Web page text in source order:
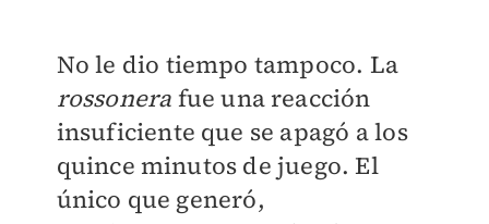
No le dio tiempo tampoco. La
rossonera fue una reacción
insuficiente que se apagó a los
quince minutos de juego. El
único que generó,